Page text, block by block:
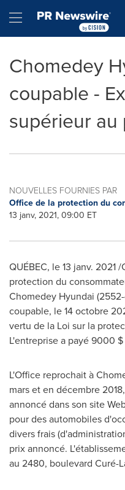
Hamburger menu
Chomedey
coupable -
supérieur
NOUVELLES FOURNIES PAR
Office de la protection du
13 janv, 2021, 09:00 ET
QUÉBEC, le 13 janv. 2021
protection du
Chomedey Hyundai
coupable, le 14 octobre
vertu de la Loi sur la
L'entreprise a payé 9000
L'Office reprochait à
mars et en décembre
annoncé dans son site
pour des automobiles
divers frais
prix annoncé.
au 2480, boulevard Curé-